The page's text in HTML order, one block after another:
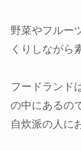
野菜やフルー
くりしながら
フードランド
の中にあるの
自炊派の人に